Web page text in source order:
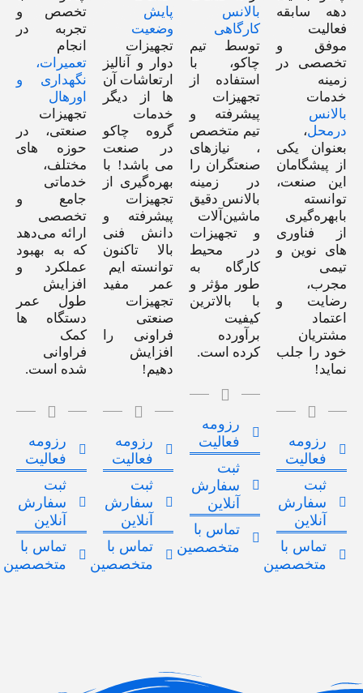
دهه سابقه‌
فعالیت
موفق و
تخصصی در
زمینه
خدمات
بالانس
درمحل،
بعنوان یکی
از پیشگامان
این صنعت،
توانسته
بابهره‌گیری
از فناوری
های نوین و
تیمی
مجرب،
رضایت و
اعتماد
مشتریان
خود را جلب
نماید!
رزومه
فعالیت
ثبت
سفارش
آنلاین
تماس با
متخصصین
بالانس
کارگاهی
توسط تیم
چاکو، با
استفاده از
تجهیزات
پیشرفته و
تیم متخصص
، نیازهای
صنعتگران را
در زمینه
بالانس دقیق
ماشین‌آلات
و تجهیزات
در محیط
کارگاه به
طور مؤثر و
با بالاترین
کیفیت
برآورده
کرده است.
رزومه
فعالیت
ثبت
سفارش
آنلاین
تماس با
متخصصین
پایش
وضعیت
تجهیزات
دوار و آنالیز
ارتعاشات آن
ها از دیگر
خدمات
گروه چاکو
در صنعت
می باشد! با
بهره‌گیری از
تجهیزات
پیشرفته و
دانش فنی
بالا تاکنون
توانسته ایم
عمر مفید
تجهیزات
صنعتی
فراونی را
افزایش
دهیم!
رزومه
فعالیت
ثبت
سفارش
آنلاین
تماس با
متخصصین
تخصص و
تجربه در
انجام
تعمیرات،
نگهداری و
اورهال
تجهیزات
صنعتی، در
حوزه های
مختلف،
خدماتی
جامع و
تخصصی
ارائه می‌دهد
که به بهبود
عملکرد و
افزایش
طول عمر
دستگاه ها
کمک
فراوانی
شده است.
رزومه
فعالیت
ثبت
سفارش
آنلاین
تماس با
متخصصین